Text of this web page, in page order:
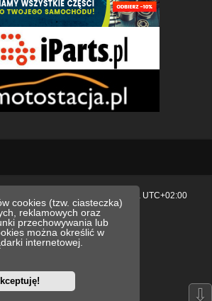
cookies (tzw. ciasteczka)
reklamowych oraz
przechowywania lub
można określić w
internetowej.
Strefa czasowa UTC+02:00
® Forum Software © phpBB Limited
phpBB.pl
INVENTEA & v12mike
⇩